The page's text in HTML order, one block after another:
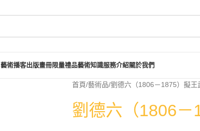
藝術播客出版畫冊限量禮品藝術知識服務介紹關於我們
首頁 藝術品 劉德六（1806－1875）擬王
劉德六（1806－